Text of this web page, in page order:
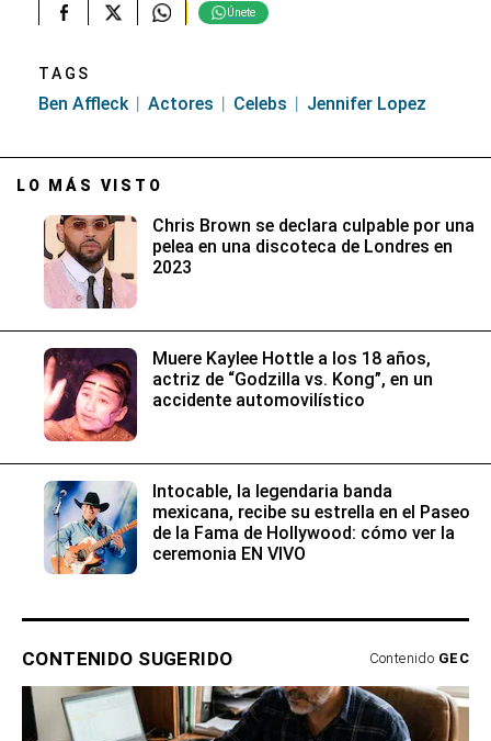
Únete
TAGS
Ben Affleck Actores Celebs Jennifer Lopez
LO MÁS VISTO
Chris Brown se declara culpable por una
pelea en una discoteca de Londres en
2023
Muere Kaylee Hottle a los 18 años,
actriz de “Godzilla vs. Kong”, en un
accidente automovilístico
Intocable, la legendaria banda
mexicana, recibe su estrella en el Paseo
de la Fama de Hollywood: cómo ver la
ceremonia EN VIVO
CONTENIDO SUGERIDO Contenido GEC